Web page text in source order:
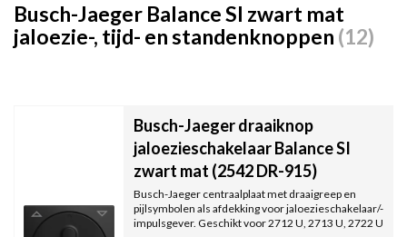
Busch-Jaeger Balance SI zwart mat
jaloezie-, tijd- en standenknoppen (12)
Busch-Jaeger draaiknop
jaloezieschakelaar Balance SI
zwart mat (2542 DR-915)
Busch-Jaeger centraalplaat met draaigreep en
pijlsymbolen als afdekking voor jaloezieschakelaar/-
impulsgever. Geschikt voor 2712 U, 2713 U, 2722 U